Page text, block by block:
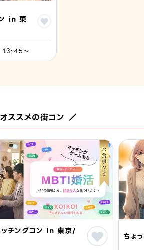
in 東
13:45〜
ススメの街コン ／
チングコン in 東京/
ちょ